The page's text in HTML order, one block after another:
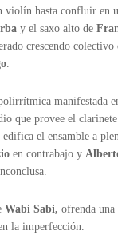
violín hasta confluir en
y el saxo alto de
crescendo
.
manifestada
que provee el
el ensamble a
en contrabajo y
Wabi Sabi, ofrenda
la imperfección.